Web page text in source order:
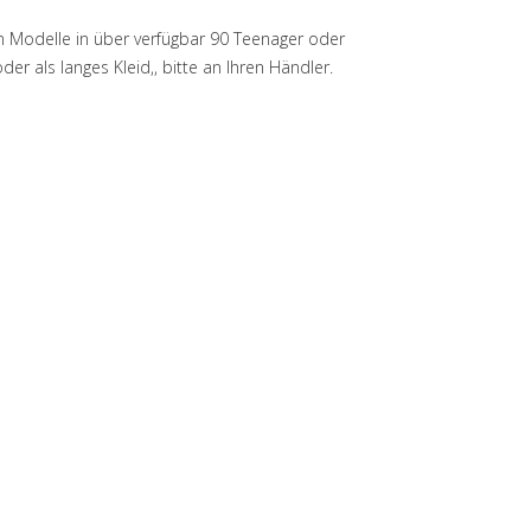
Modelle in über verfügbar 90 Teenager oder
als langes Kleid,, bitte an Ihren Händler.